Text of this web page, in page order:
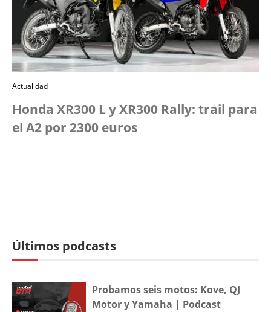
Actualidad
Honda XR300 L y XR300 Rally: trail para
el A2 por 2300 euros
Últimos podcasts
Probamos seis motos: Kove, QJ
Motor y Yamaha | Podcast